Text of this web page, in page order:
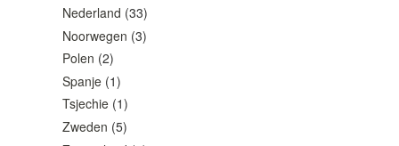
Nederland (33)
Noorwegen (3)
Polen (2)
Spanje (1)
Tsjechie (1)
Zweden (5)